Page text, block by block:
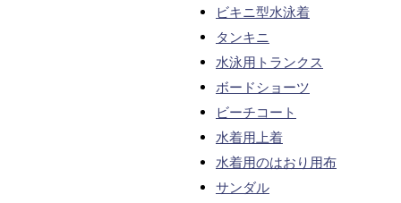
ビキニ型水泳着
タンキニ
水泳用トランクス
ボードショーツ
ビーチコート
水着用上着
水着用のはおり用布
サンダル